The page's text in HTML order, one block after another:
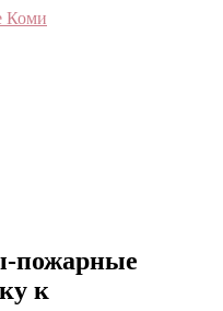
пожарные
к